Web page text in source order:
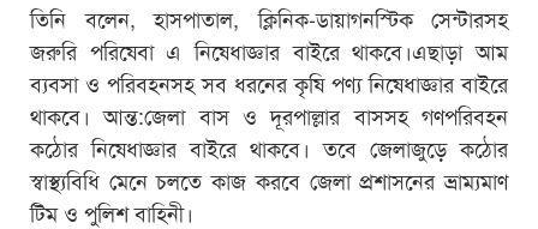
তিনি বলেন, হাসপাতাল, ক্লিনিক-ডায়াগনস্টিক সেন্টারসহ
জরুরি পরিষেবা এ নিষেধাজ্ঞার বাইরে থাকবে।এছাড়া আম
ব্যবসা ও পরিবহনসহ সব ধরনের কৃষি পণ্য নিষেধাজ্ঞার বাইরে
থাকবে। আন্ত:জেলা বাস ও দূরপাল্লার বাসসহ গণপরিবহন
কঠোর নিষেধাজ্ঞার বাইরে থাকবে। তবে জেলাজুড়ে কঠোর
স্বাস্থ্যবিধি মেনে চলতে কাজ করবে জেলা প্রশাসনের ভ্রাম্যমাণ
টিম ও পুলিশ বাহিনী।